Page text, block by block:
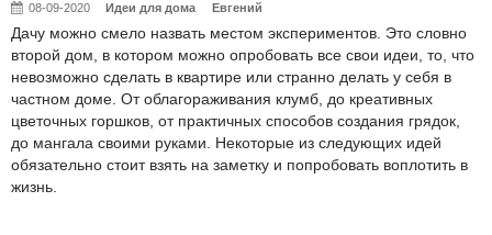
08-09-2020 Идеи для дома Евгений
Дачу можно смело назвать местом экспериментов. Это словно
второй дом, в котором можно опробовать все свои идеи, то, что
невозможно сделать в квартире или странно делать у себя в
частном доме. От облагораживания клумб, до креативных
цветочных горшков, от практичных способов создания грядок,
до мангала своими руками. Некоторые из следующих идей
обязательно стоит взять на заметку и попробовать воплотить в
жизнь.